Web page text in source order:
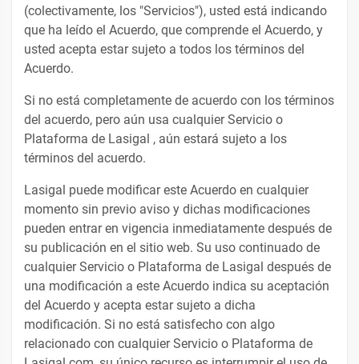
(colectivamente, los "Servicios"), usted está indicando
que ha leído el Acuerdo, que comprende el Acuerdo, y
usted acepta estar sujeto a todos los términos del
Acuerdo.
Si no está completamente de acuerdo con los términos
del acuerdo, pero aún usa cualquier Servicio o
Plataforma de Lasigal , aún estará sujeto a los
términos del acuerdo.
Lasigal puede modificar este Acuerdo en cualquier
momento sin previo aviso y dichas modificaciones
pueden entrar en vigencia inmediatamente después de
su publicación en el sitio web. Su uso continuado de
cualquier Servicio o Plataforma de Lasigal después de
una modificación a este Acuerdo indica su aceptación
del Acuerdo y acepta estar sujeto a dicha
modificación. Si no está satisfecho con algo
relacionado con cualquier Servicio o Plataforma de